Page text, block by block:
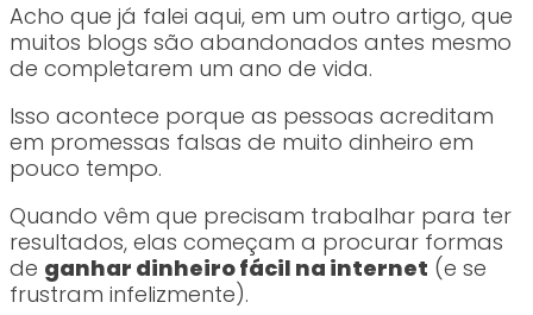
Acho que já falei aqui, em um outro artigo, que
muitos blogs são abandonados antes mesmo
de completarem um ano de vida.
Isso acontece porque as pessoas acreditam
em promessas falsas de muito dinheiro em
pouco tempo.
Quando vêm que precisam trabalhar para ter
resultados, elas começam a procurar formas
de ganhar dinheiro fácil na internet (e se
frustram infelizmente).